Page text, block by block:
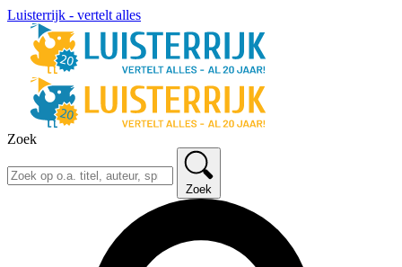
Luisterrijk - vertelt alles
Zoek
Zoek